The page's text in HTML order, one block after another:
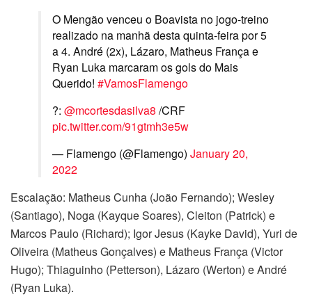
O Mengão venceu o Boavista no jogo-treino
realizado na manhã desta quinta-feira por 5
a 4. André (2x), Lázaro, Matheus França e
Ryan Luka marcaram os gols do Mais
Querido! #VamosFlamengo
?: @mcortesdasilva8 /CRF
pic.twitter.com/91gtmh3e5w
— Flamengo (@Flamengo) January 20,
2022
Escalação: Matheus Cunha (João Fernando); Wesley
(Santiago), Noga (Kayque Soares), Cleiton (Patrick) e
Marcos Paulo (Richard); Igor Jesus (Kayke David), Yuri de
Oliveira (Matheus Gonçalves) e Matheus França (Victor
Hugo); Thiaguinho (Petterson), Lázaro (Werton) e André
(Ryan Luka).